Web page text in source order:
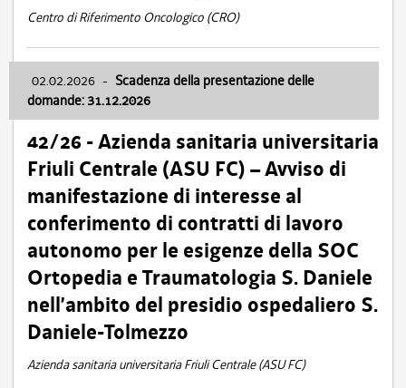
Centro di Riferimento Oncologico (CRO)
02.02.2026 - Scadenza della presentazione delle
domande: 31.12.2026
42/26 - Azienda sanitaria universitaria
Friuli Centrale (ASU FC) – Avviso di
manifestazione di interesse al
conferimento di contratti di lavoro
autonomo per le esigenze della SOC
Ortopedia e Traumatologia S. Daniele
nell’ambito del presidio ospedaliero S.
Daniele-Tolmezzo
Azienda sanitaria universitaria Friuli Centrale (ASU FC)